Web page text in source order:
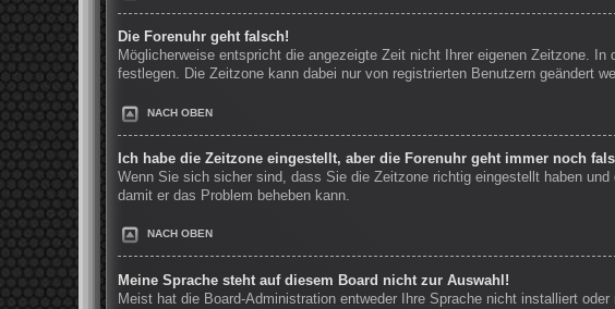
Die Forenuhr geht falsch!
Möglicherweise entspricht die angezeigte Zeit nicht Ihrer eigenen Zeitzone.
festlegen. Die Zeitzone kann dabei nur von registrierten Benutzern geändert
NACH OBEN
Ich habe die Zeitzone eingestellt, aber die Forenuhr geht immer noch
Wenn Sie sich sicher sind, dass Sie die Zeitzone richtig eingestellt haben
damit er das Problem beheben kann.
NACH OBEN
Meine Sprache steht auf diesem Board nicht zur Auswahl!
Meist hat die Board-Administration entweder Ihre Sprache nicht installiert